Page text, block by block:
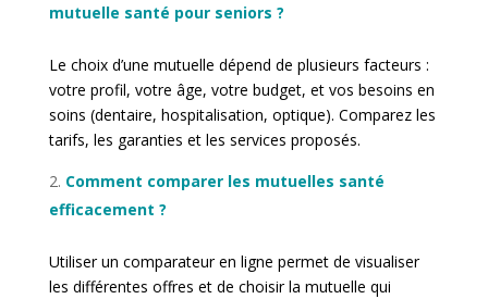
mutuelle santé pour seniors ?
Le choix d’une mutuelle dépend de plusieurs facteurs :
votre profil, votre âge, votre budget, et vos besoins en
soins (dentaire, hospitalisation, optique). Comparez les
tarifs, les garanties et les services proposés.
Comment comparer les mutuelles santé
efficacement ?
Utiliser un comparateur en ligne permet de visualiser
les différentes offres et de choisir la mutuelle qui